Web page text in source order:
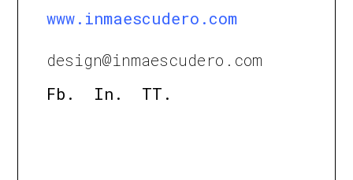
www.inmaescudero.com
design@inmaescudero.com
Fb.
In. TT.